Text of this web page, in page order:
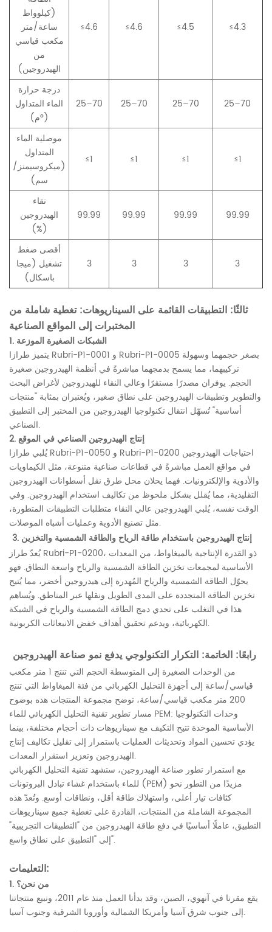
(كيلوواط
ساعة/متر
مكعب قياسي
من
الهيدروجين)
≤4.6 ≤4.6 ≤4.5 ≤4.3
درجة حرارة
الماء المتداول
(°م)
25–70 25–70 25–70 25–70
موصلية الماء
المتداول
(ميكروسيمنز/
سم)
≤1 ≤1 ≤1 ≤1
نقاء
الهيدروجين
(%)
99.99 99.99 99.99 99.99
أقصى ضغط
تشغيل (ميجا
باسكال)
3 3 3 3
ثالثًا: التطبيقات القائمة على السيناريوهات: تغطية شاملة من
المختبرات إلى المواقع الصناعية
1. الشبكات الصغيرة الموزعة
يتميز طرازا Rubri-P1-0001 و Rubri-P1-0005 بصغر حجمهما وسهولة
تركيبهما، مما يسمح بدمجهما مباشرةً في أنظمة الهيدروجين صغيرة
الحجم. يوفران مصدرًا مستقرًا وعالي النقاء للهيدروجين لأغراض البحث
والتطوير وتطبيقات الهيدروجين على نطاق صغير، ويُعتبران بمثابة "منتجات
أساسية" تُسهّل انتقال تكنولوجيا الهيدروجين من المختبر إلى التطبيق
الصناعي.
2. إنتاج الهيدروجين الصناعي في الموقع
يُلبي طرازا Rubri-P1-0050 و Rubri-P1-0200 احتياجات الهيدروجين
في مواقع العمل مباشرةً في قطاعات صناعية متنوعة، مثل الكيماويات
والأدوية والإلكترونيات. فهما يحلان محل طرق نقل أسطوانات الهيدروجين
التقليدية، مما يُقلل بشكل ملحوظ من تكاليف استخدام الهيدروجين. وفي
الوقت نفسه، يُلبي الهيدروجين عالي النقاء متطلبات التطبيقات المتطورة،
مثل تصنيع الأدوية وعمليات أشباه الموصلات.
3. إنتاج الهيدروجين باستخدام طاقة الرياح والطاقة الشمسية والتخزين
يُعدّ طراز Rubri-P1-0200، ذو القدرة الإنتاجية بالميغاواط، من المعدات
الأساسية لمجمعات تخزين الطاقة الشمسية والرياح واسعة النطاق. فهو
يحوّل الطاقة الشمسية والرياح المُهدرة إلى هيدروجين أخضر، مما يُتيح
تخزين الطاقة المتجددة على المدى الطويل ونقلها عبر المناطق. ويُساهم
هذا في التغلب على تحدي دمج الطاقة الشمسية والرياح في الشبكة
الكهربائية، ويدعم تحقيق أهداف خفض الانبعاثات الكربونية.
رابعًا: الخاتمة: التكرار التكنولوجي يدفع نمو صناعة الهيدروجين
من الوحدات الصغيرة إلى المتوسطة الحجم التي تنتج 1 متر مكعب
قياسي/ساعة إلى أجهزة التحليل الكهربائي من فئة الميغاواط التي تنتج
200 متر مكعب قياسي/ساعة، توضح مجموعة المنتجات هذه بوضوح
مسار تطوير تقنية التحليل الكهربائي للماء PEM: وحدات التكنولوجيا
الأساسية الموحدة تتيح التكيف مع سيناريوهات ذات أحجام مختلفة، بينما
يؤدي تحسين المواد وتحديثات العمليات باستمرار إلى تقليل تكاليف إنتاج
الهيدروجين وتعزيز استقرار المعدات.
مع استمرار تطور صناعة الهيدروجين، ستشهد تقنية التحليل الكهربائي
للماء باستخدام غشاء تبادل البروتونات (PEM) مزيدًا من التطور نحو
كثافات تيار أعلى، واستهلاك طاقة أقل، ونطاقات أوسع. وتُعدّ هذه
المجموعة الشاملة من المنتجات، القادرة على تغطية جميع سيناريوهات
التطبيق، عاملًا أساسيًا في دفع طاقة الهيدروجين من "التطبيقات التجريبية"
إلى "التطبيق على نطاق واسع".
التعليمات:
1. من نحن؟
يقع مقرنا في آنهوي، الصين، وقد بدأنا العمل منذ عام 2011، ونبيع منتجاتنا
إلى جنوب شرق آسيا وأمريكا الشمالية وأوروبا الشرقية وجنوب آسيا.